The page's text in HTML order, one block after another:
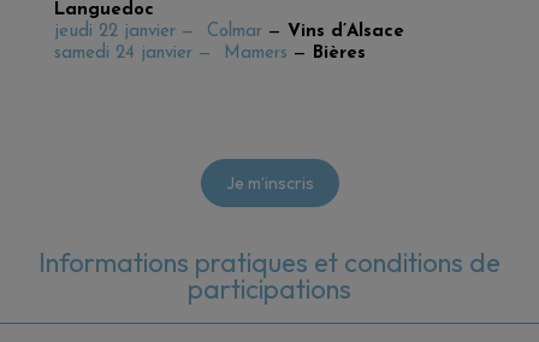
Languedoc
jeudi 22 janvier — Colmar — Vins d’Alsace
samedi 24 janvier — Mamers — Bières
Je m’inscris
Informations pratiques et conditions de
participations